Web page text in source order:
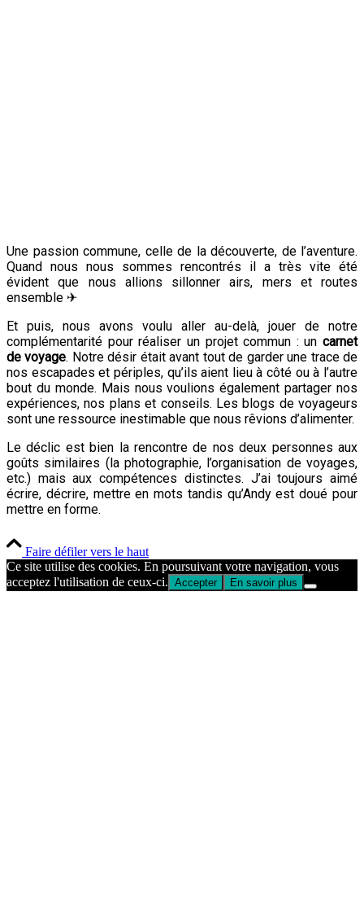
Une passion commune, celle de la découverte, de l’aventure.
Quand nous nous sommes rencontrés il a très vite été
évident que nous allions sillonner airs, mers et routes
ensemble ✈
Et puis, nous avons voulu aller au-delà, jouer de notre
complémentarité pour réaliser un projet commun : un carnet
de voyage. Notre désir était avant tout de garder une trace de
nos escapades et périples, qu’ils aient lieu à côté ou à l’autre
bout du monde. Mais nous voulions également partager nos
expériences, nos plans et conseils. Les blogs de voyageurs
sont une ressource inestimable que nous rêvions d’alimenter.
Le déclic est bien la rencontre de nos deux personnes aux
goûts similaires (la photographie, l’organisation de voyages,
etc.) mais aux compétences distinctes. J’ai toujours aimé
écrire, décrire, mettre en mots tandis qu’Andy est doué pour
mettre en forme.
Faire défiler vers le haut
Ce site utilise des cookies. En poursuivant votre navigation, vous
acceptez l'utilisation de ceux-ci. Accepter En savoir plus